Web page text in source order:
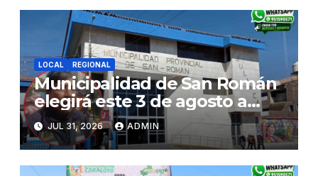
LOCAL REGIONAL
Municipalidad de San Román
elegirá este 3 de agosto a
representantes del Comité
de Seguridad y Salud en el
Trabajo
JUL 31, 2026 ADMIN